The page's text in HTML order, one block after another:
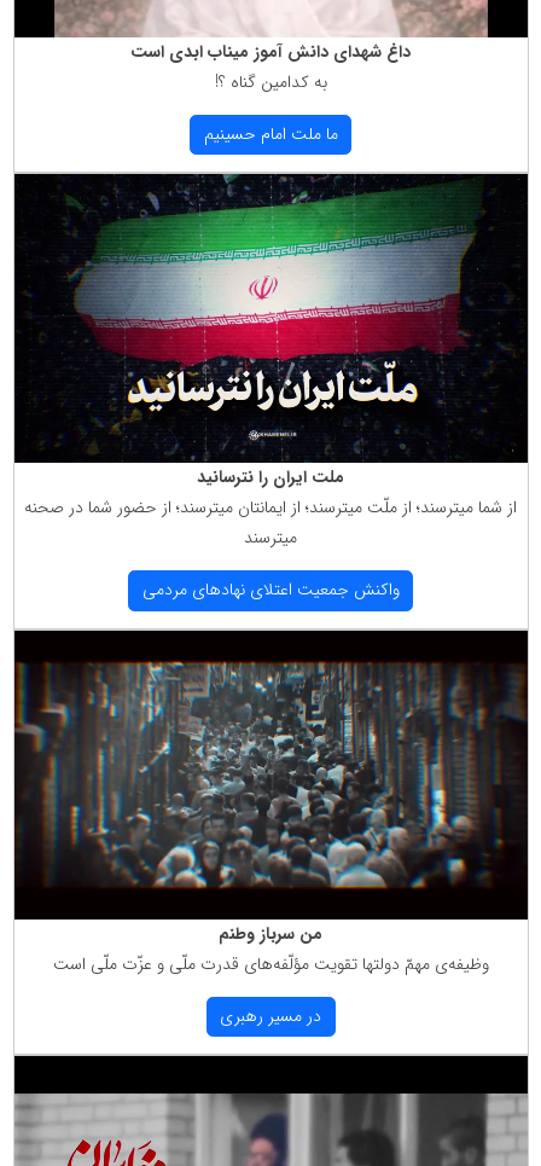
داغ شهدای دانش آموز میناب ابدی است
به كدامین گناه ؟!
ما ملت امام حسینیم
ملت ایران را نترسانید
از شما میترسند؛ از ملّت میترسند؛ از ایمانتان میترسند؛ از حضور شما در صحنه
میترسند
واكنش جمعیت اعتلای نهادهای مردمی
من سرباز وطنم
وظیفه‌ی مهمّ دولتها تقویت مؤلّفه‌های قدرت ملّی و عزّت ملّی است
در مسیر رهبری